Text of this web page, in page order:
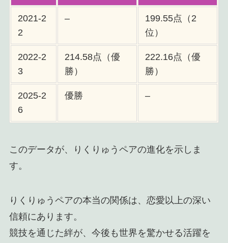
2021-2
2
–
199.55点（2
位）
2022-2
3
214.58点（優
勝）
222.16点（優
勝）
2025-2
6
優勝 –
このデータが、りくりゅうペアの進化を示しま
す。
りくりゅうペアの本当の関係は、恋愛以上の深い
信頼にあります。
競技を通じた絆が、今後も世界を驚かせる活躍を